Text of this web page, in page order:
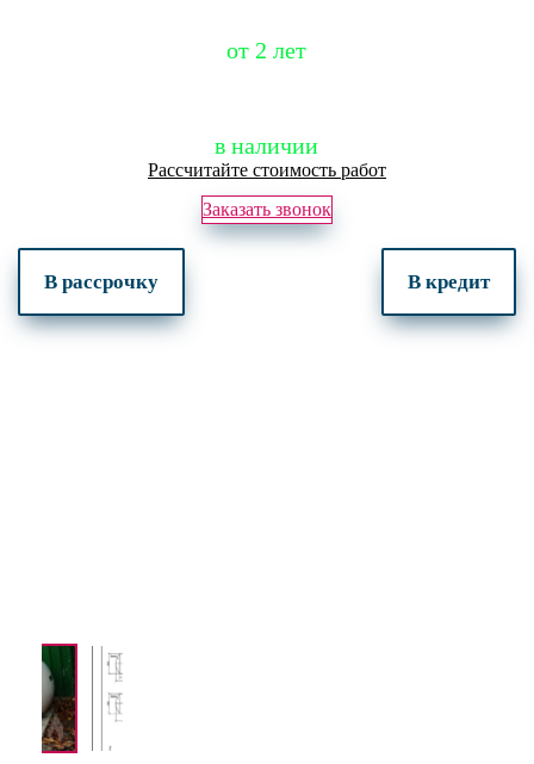
от 2 лет
в наличии
Рассчитайте стоимость работ
Заказать звонок
В рассрочку В кредит